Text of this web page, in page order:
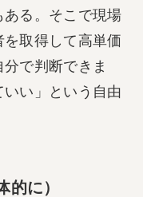
ある。そこで現場
取得して高単価
で判断できま
い」という自由
に）